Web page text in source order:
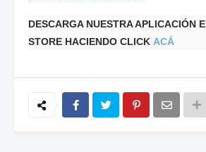
DESCARGA NUESTRA APLICACIÓN
STORE HACIENDO CLICK ACÁ